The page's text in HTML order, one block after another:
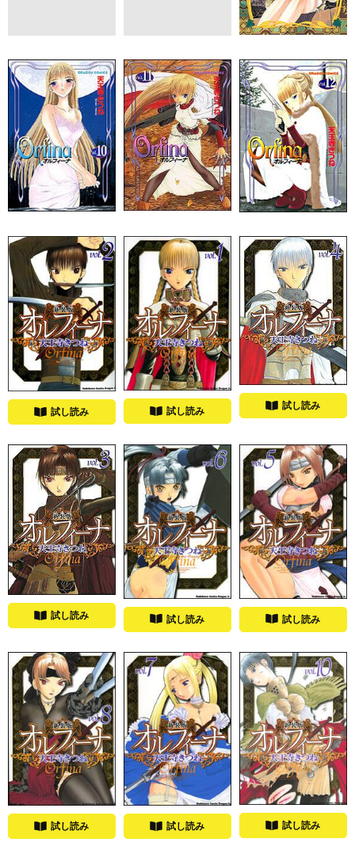
試し読み 試し読み 試し読み
試し読み 試し読み 試し読み
試し読み 試し読み 試し読み